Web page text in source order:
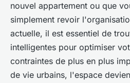
nouvel appartement ou que
simplement revoir
actuelle, il est essentiel de
intelligentes pour optimiser
contraintes de plus en plus
de vie urbains, l'espace